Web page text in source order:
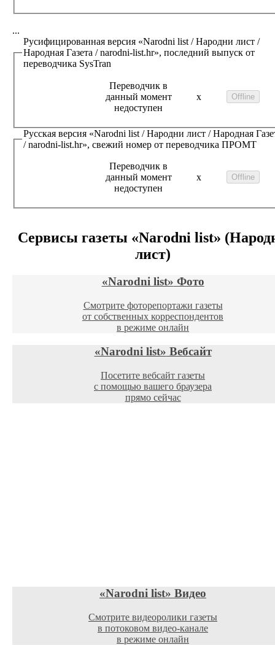
...
Русифицированная версия «Narodni list / Народни лист /
Народная Газета / narodni-list.hr», последний выпуск от
переводчика SysTran
Переводчик в
данный момент
недоступен
x
Русская версия «Narodni list / Народни лист / Народная
/ narodni-list.hr», свежий номер от переводчика ПРОМТ
Переводчик в
данный момент
недоступен
x
Сервисы газеты «Narodni list»
лист)
«Narodni list» Фото
Смотрите фоторепортажи газеты
от собственных корреспондентов
в режиме онлайн
«Narodni list» Вебсайт
Посетите вебсайт газеты
с помощью вашего браузера
прямо сейчас
«Narodni list» Видео
Смотрите видеоролики газеты
в потоковом видео-канале
в режиме онлайн